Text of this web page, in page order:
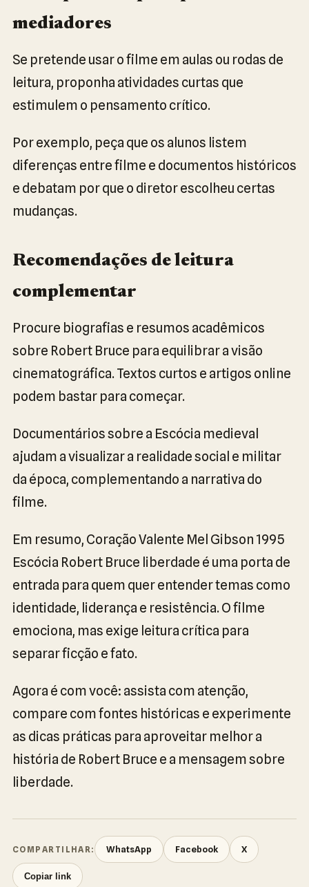
mediadores
Se pretende usar o filme em aulas ou rodas de
leitura, proponha atividades curtas que
estimulem o pensamento crítico.
Por exemplo, peça que os alunos listem
diferenças entre filme e documentos históricos
e debatam por que o diretor escolheu certas
mudanças.
Recomendações de leitura
complementar
Procure biografias e resumos acadêmicos
sobre Robert Bruce para equilibrar a visão
cinematográfica. Textos curtos e artigos online
podem bastar para começar.
Documentários sobre a Escócia medieval
ajudam a visualizar a realidade social e militar
da época, complementando a narrativa do
filme.
Em resumo, Coração Valente Mel Gibson 1995
Escócia Robert Bruce liberdade é uma porta de
entrada para quem quer entender temas como
identidade, liderança e resistência. O filme
emociona, mas exige leitura crítica para
separar ficção e fato.
Agora é com você: assista com atenção,
compare com fontes históricas e experimente
as dicas práticas para aproveitar melhor a
história de Robert Bruce e a mensagem sobre
liberdade.
COMPARTILHAR: WhatsApp Facebook X
Copiar link